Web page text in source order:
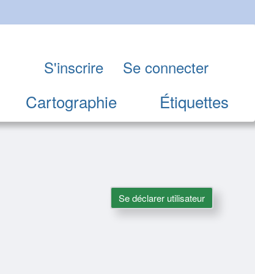
Cartographie Étiquettes
S'inscrire Se connecter
Se déclarer utilisateur